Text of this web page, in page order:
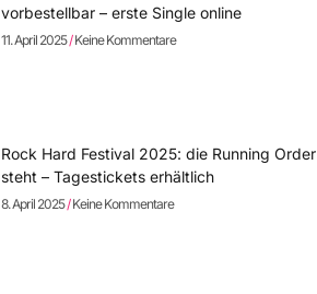
vorbestellbar – erste Single online
11. April 2025 Keine Kommentare
Rock Hard Festival 2025: die Running Order
steht – Tagestickets erhältlich
8. April 2025 Keine Kommentare